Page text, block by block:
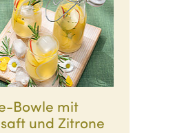
Bowle mit
und Zitrone